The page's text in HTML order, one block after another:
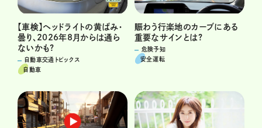
【車検】ヘッドライトの黄ばみ・
曇り、2026年8月からは通ら
ないかも?
自動車交通トピックス
自動車
賑わう行楽地のカーブにある
重要なサインとは?
危険予知
安全運転